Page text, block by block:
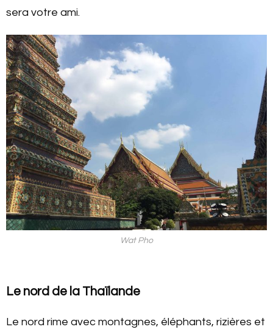
sera votre ami.
Wat Pho
Le nord de la Thaïlande
Le nord rime avec montagnes, éléphants, rizières et